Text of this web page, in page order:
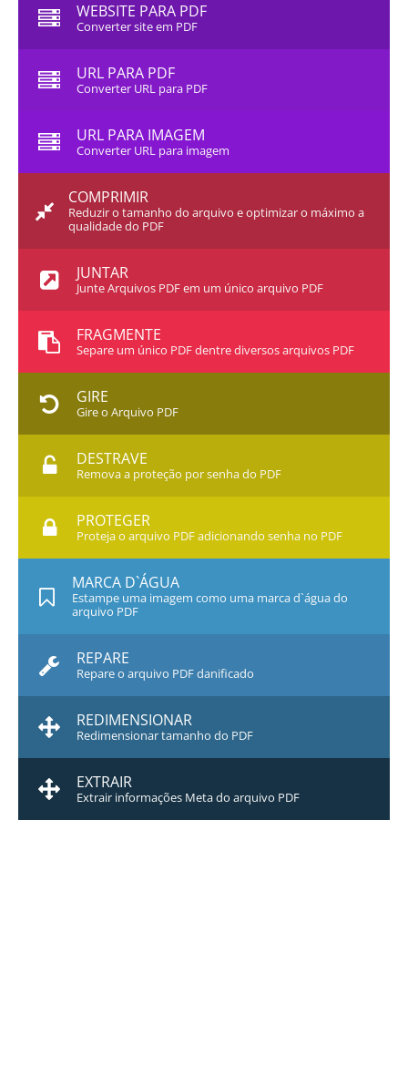
WEBSITE PARA PDF
Converter site em PDF
URL PARA PDF
Converter URL para PDF
URL PARA IMAGEM
Converter URL para imagem
COMPRIMIR
Reduzir o tamanho do arquivo e optimizar o máximo a
qualidade do PDF
JUNTAR
Junte Arquivos PDF em um único arquivo PDF
FRAGMENTE
Separe um único PDF dentre diversos arquivos PDF
GIRE
Gire o Arquivo PDF
DESTRAVE
Remova a proteção por senha do PDF
PROTEGER
Proteja o arquivo PDF adicionando senha no PDF
MARCA D`ÁGUA
Estampe uma imagem como uma marca d`água do
arquivo PDF
REPARE
Repare o arquivo PDF danificado
REDIMENSIONAR
Redimensionar tamanho do PDF
EXTRAIR
Extrair informações Meta do arquivo PDF